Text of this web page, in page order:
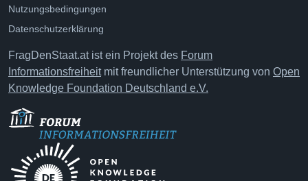
Nutzungsbedingungen
Datenschutzerklärung
FragDenStaat.at ist ein Projekt des Forum
Informationsfreiheitmit freundlicher Unterstützung von Open
Knowledge Foundation Deutschland e.V.